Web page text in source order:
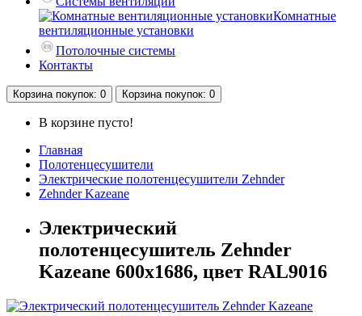
Комнатные
вентиляционные установки
Потолочные системы
Контакты
Корзинапокупок: 0 Корзинапокупок: 0
В корзине пусто!
Главная
Полотенцесушители
Электрические полотенцесушители Zehnder
Zehnder Kazeane
Электрический
полотенцесушитель Zehnder
Kazeane 600х1686, цвет RAL9016